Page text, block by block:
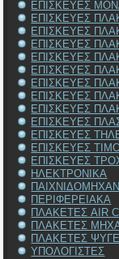
ΕΠΙΣΚΕΥΕΣ
ΕΠΙΣΚΕΥΕΣ
ΕΠΙΣΚΕΥΕΣ
ΕΠΙΣΚΕΥΕΣ
ΕΠΙΣΚΕΥΕΣ
ΕΠΙΣΚΕΥΕΣ
ΕΠΙΣΚΕΥΕΣ
ΕΠΙΣΚΕΥΕΣ
ΕΠΙΣΚΕΥΕΣ
ΕΠΙΣΚΕΥΕΣ
ΕΠΙΣΚΕΥΕΣ
ΕΠΙΣΚΕΥΕΣ
ΕΠΙΣΚΕΥΕΣ
ΗΛΕΚΤΡΟΝΙΚΑ
ΠΕΡΙΦΕΡΕΙΑΚΑ
ΠΛΑΚΕΤΕΣ AIR
ΠΛΑΚΕΤΕΣ
ΠΛΑΚΕΤΕΣ
ΥΠΟΛΟΓΙΣΤΕΣ